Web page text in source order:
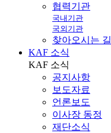
협력기관
국내기관
국외기관
찾아오시는 길
KAF 소식
KAF 소식
공지사항
보도자료
언론보도
이사장 동정
재단소식